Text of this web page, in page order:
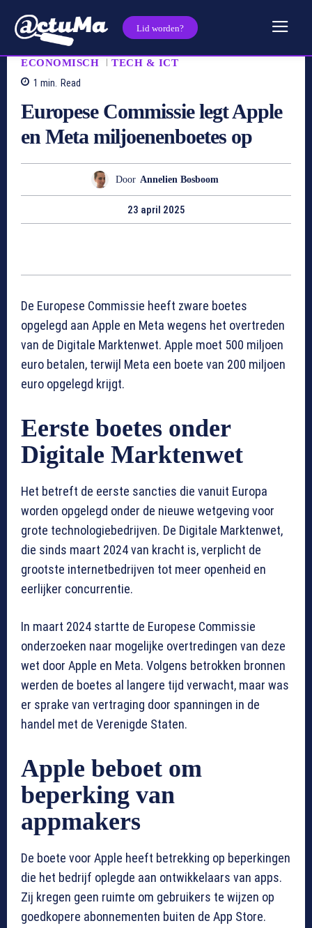
Lid worden?
ECONOMISCH
TECH & ICT
1 min. Read
Europese Commissie legt Apple
en Meta miljoenenboetes op
Door Annelien Bosboom
23 april 2025
De Europese Commissie heeft zware boetes
opgelegd aan Apple en Meta wegens het overtreden
van de Digitale Marktenwet. Apple moet 500 miljoen
euro betalen, terwijl Meta een boete van 200 miljoen
euro opgelegd krijgt.
Eerste boetes onder
Digitale Marktenwet
Het betreft de eerste sancties die vanuit Europa
worden opgelegd onder de nieuwe wetgeving voor
grote technologiebedrijven. De Digitale Marktenwet,
die sinds maart 2024 van kracht is, verplicht de
grootste internetbedrijven tot meer openheid en
eerlijker concurrentie.
In maart 2024 startte de Europese Commissie
onderzoeken naar mogelijke overtredingen van deze
wet door Apple en Meta. Volgens betrokken bronnen
werden de boetes al langere tijd verwacht, maar was
er sprake van vertraging door spanningen in de
handel met de Verenigde Staten.
Apple beboet om
beperking van
appmakers
De boete voor Apple heeft betrekking op beperkingen
die het bedrijf oplegde aan ontwikkelaars van apps.
Zij kregen geen ruimte om gebruikers te wijzen op
goedkopere abonnementen buiten de App Store.